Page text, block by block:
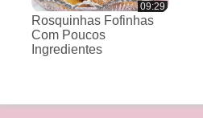
09:29
Rosquinhas Fofinhas
Com Poucos
Ingredientes